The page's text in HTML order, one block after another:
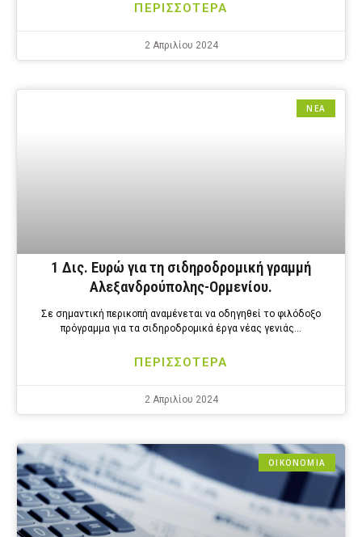
ΠΕΡΙΣΣΟΤΕΡΑ
2 Απριλίου 2024
ΝΕΑ
1 Δις. Ευρώ για τη σιδηροδρομική γραμμή
Αλεξανδρούπολης-Ορμενίου.
Σε σημαντική περικοπή αναμένεται να οδηγηθεί το φιλόδοξο
πρόγραμμα για τα σιδηροδρομικά έργα νέας γενιάς…
ΠΕΡΙΣΣΟΤΕΡΑ
2 Απριλίου 2024
ΟΙΚΟΝΟΜΙΑ